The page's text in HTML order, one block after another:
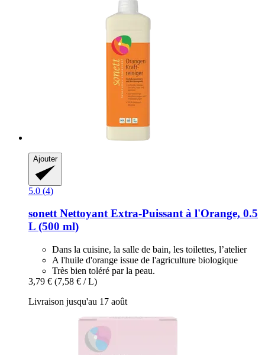
Ajouter
5.0 (4)
sonettNettoyant Extra-​Puissant à l'Orange, 0.5
L (500 ml)
Dans la cuisine, la salle de bain, les toilettes, l’atelier
A l'huile d'orange issue de l'agriculture biologique
Très bien toléré par la peau.
3,79 € (7,58 € / L)
Livraison jusqu'au 17 août